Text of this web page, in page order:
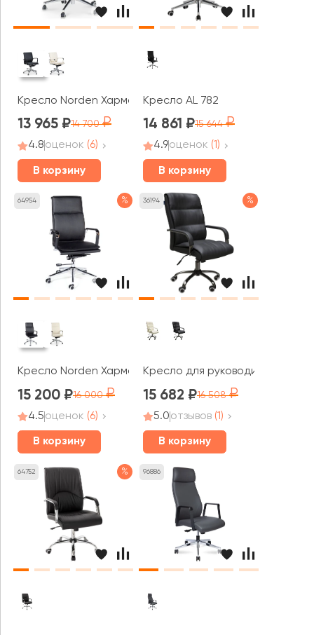
Кресло Norden Харман LB
13 965 14 700
4.8оценок (6)
В корзину
Кресло AL 782
14 861 15 644
4.9оценок (1)
В корзину
64954 %
Кресло Norden Харман
15 200 16 000
4.5оценок (6)
В корзину
36194 %
Кресло для руководителя AL
15 682 16 508
5.0отзывов (1)
В корзину
64752 % 96886